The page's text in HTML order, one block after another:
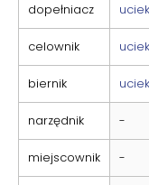
dopełniacz
celownik
biernik
narzędnik -
miejscownik -